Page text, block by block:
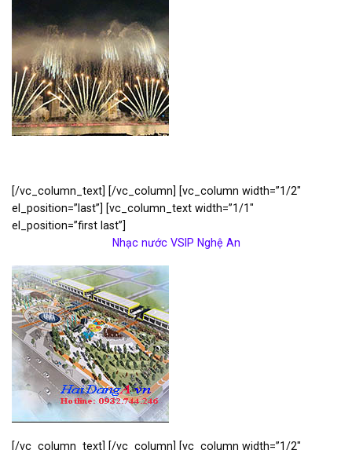
[/vc_column_text] [/vc_column] [vc_column width=”1/2″
el_position=”last”] [vc_column_text width=”1/1″
el_position=”first last”]
Nhạc nước VSIP Nghệ An
[/vc_column_text] [/vc_column] [vc_column width=”1/2″